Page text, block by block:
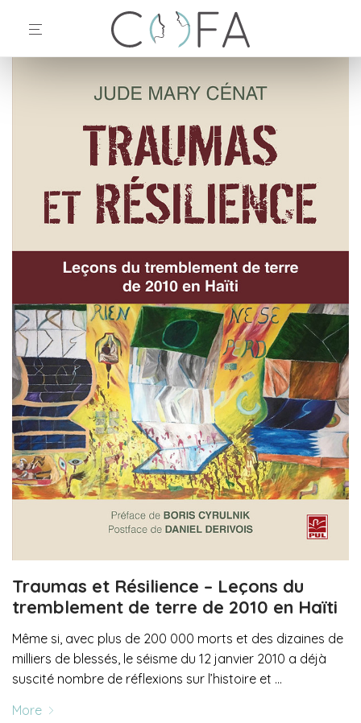
Traumas et Résilience – Leçons du
tremblement de terre de 2010 en Haïti
Même si, avec plus de 200 000 morts et des dizaines de
milliers de blessés, le séisme du 12 janvier 2010 a déjà
suscité nombre de réflexions sur l’histoire et …
More